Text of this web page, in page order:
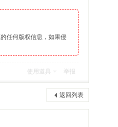
任何版权信息，如果侵
使用道具 举报
返回列表